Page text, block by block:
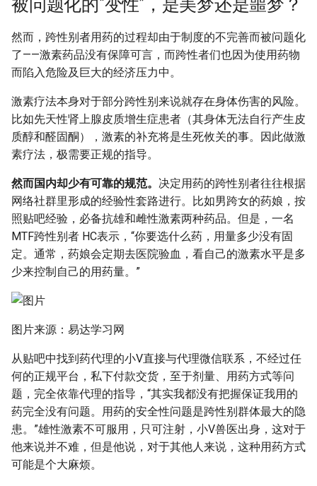
被问题化的“变性”，是美梦还是噩梦？
然而，跨性别者用药的过程却由于制度的不完善而被问题化
了——激素药品没有保障可言，而跨性者们也因为使用药物
而陷入危险及巨大的经济压力中。
激素疗法本身对于部分跨性别来说就存在身体伤害的风险。
比如先天性肾上腺皮质增生症患者（其身体无法自行产生皮
质醇和醛固酮），激素的补充将是生死攸关的事。因此做激
素疗法，极需要正规的指导。
然而国内却少有可靠的规范。 决定用药的跨性别者往往根据
网络社群里形成的经验性套路进行。比如男跨女的药娘，按
照贴吧经验，必备抗雄和雌性激素两种药品。但是，一名
MTF跨性别者 HC表示，“你要选什么药，用量多少没有固
定。通常，药娘会定期去医院验血，看自己的激素水平是多
少来控制自己的用药量。”
图片来源：易达学习网
从贴吧中找到药代理的小V直接与代理微信联系，不经过任
何的正规平台，私下付款交货，至于剂量、用药方式等问
题，完全依靠代理的指导，“其实我都没有把握保证我用的
药完全没有问题。用药的安全性问题是跨性别群体最大的隐
患。”雄性激素不可服用，只可注射，小V兽医出身，这对于
他来说并不难，但是他说，对于其他人来说，这种用药方式
可能是个大麻烦。